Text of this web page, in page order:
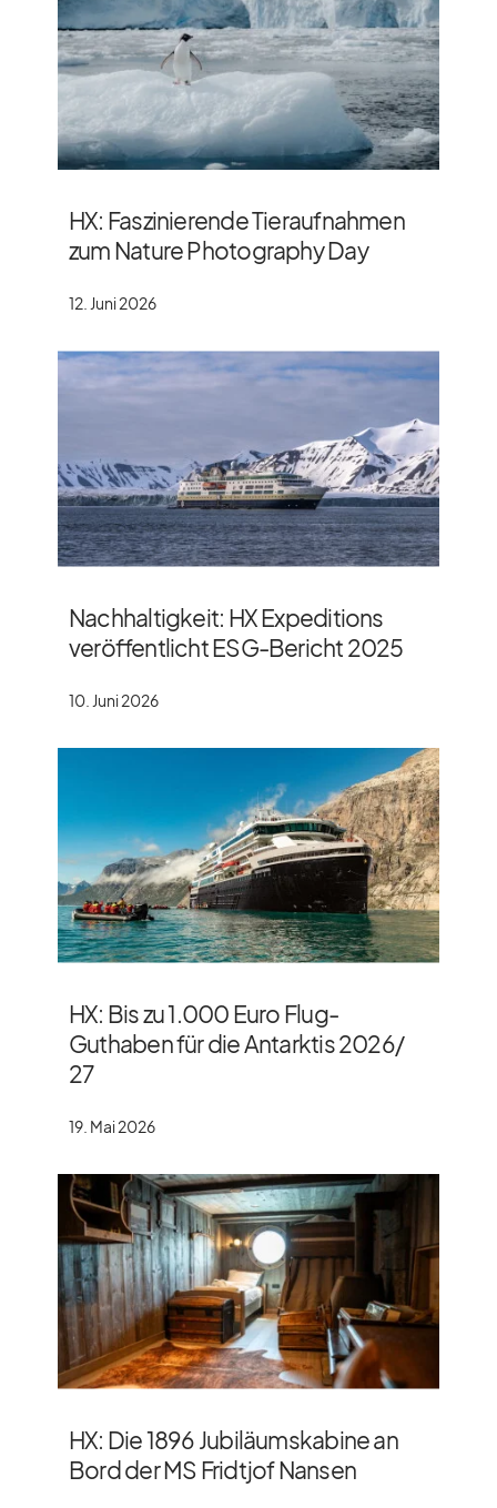
HX: Faszinierende Tieraufnahmen
zum Nature Photography Day
12. Juni 2026
Nachhaltigkeit: HX Expeditions
veröffentlicht ESG-Bericht 2025
10. Juni 2026
HX: Bis zu 1.000 Euro Flug-
Guthaben für die Antarktis 2026/​
27
19. Mai 2026
HX: Die 1896 Jubiläumskabine an
Bord der MS Fridtjof Nansen